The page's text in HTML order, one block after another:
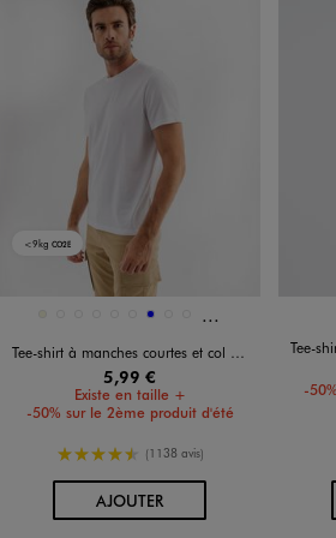
<9kg CO2E
Disponible en 54 coloris
BEIGE STANDARD
BEIGE TAUPE
BLANC VIF
BLEU
Tee-shirt à manches courtes et col rond homme
5,99 €
Existe en taille +
-50% sur le 2ème produit d'été
4.5/5 de moyenne
(1138 avis)
AJOUTERAU PANIER
Tee-shirt à
-